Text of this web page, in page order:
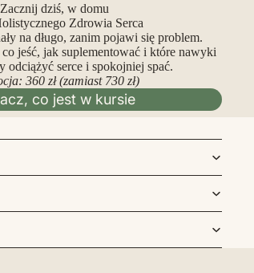
Zacznij dziś, w domu
Zdrowia Serca
na długo, zanim pojawi się problem.
jeść, jak suplementować i które nawyki
odciążyć serce i spokojniej spać.
360 zł (zamiast 730 zł)
co jest w kursie